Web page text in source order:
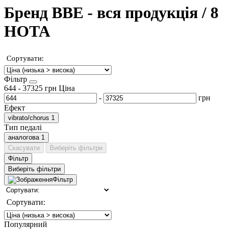
Бренд BBE - вся продукція / 8
НОТА
Сортувати:
Фільтр
644 - 37325 грн Ціна
-
грн
Ефект
vibrato/chorus 1
Тип педалі
аналогова 1
Скасувати
Виберіть фільтри
Фільтр
Виберіть фільтри
Фільтр
Сортувати:
Популярний